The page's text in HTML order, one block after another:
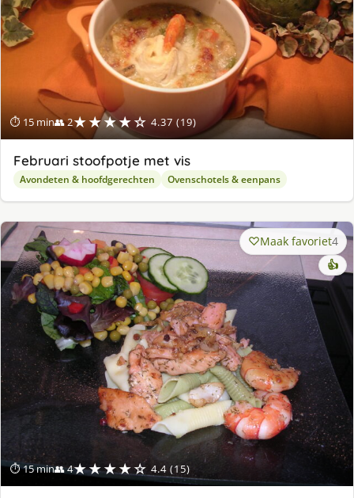
⏱ 15 min👥 2★★★★☆ 4.37 (19)
Februari stoofpotje met vis
Avondeten & hoofdgerechten Ovenschotels & eenpans
⏱ 15 min👥 4★★★★☆ 4.4 (15)
Maak favoriet4
👍